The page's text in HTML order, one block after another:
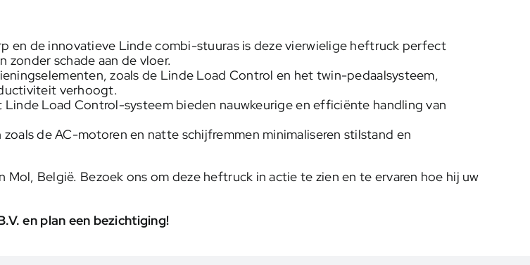
en de innovatieve Linde combi-stuuras is deze vierwielige heftruck perfect
zonder schade aan de vloer.
zoals de Linde Load Control en het twin-pedaalsysteem,
verhoogt.
Load Control-systeem bieden nauwkeurige en efficiënte handling van
de AC-motoren en natte schijfremmen minimaliseren stilstand en
Mol, België. Bezoek ons om deze heftruck in actie te zien en te ervaren hoe hij uw
en plan een bezichtiging!